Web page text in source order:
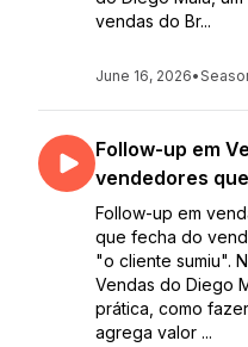
vendas do Br...
June 16, 2026•
Follow-up em
vendedores
Follow-up em
que fecha do
"o cliente sumiu".
Vendas do Diego
prática, como
agrega valor ...